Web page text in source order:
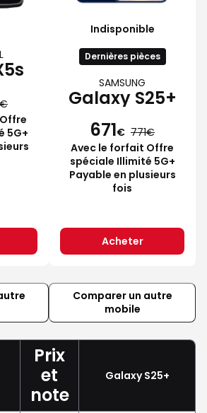
5G+
Indisponible
Dernières pièces
SAMSUNG
Galaxy S25+
671€ 771
Avec le forfait Offre
spéciale Illimité 5G+
Payable en plusieurs
fois
Acheter
Comparer un autre
mobile
Prix
et
note
Galaxy S25+